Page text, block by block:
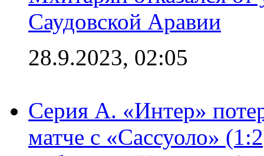
Саудовской Аравии
28.9.2023, 02:05
Серия А. «Интер»
матче с «Сассуоло»